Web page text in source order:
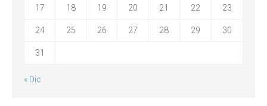
17 18 19 20 21 22 23
24 25 26 27 28 29 30
31
« Dic